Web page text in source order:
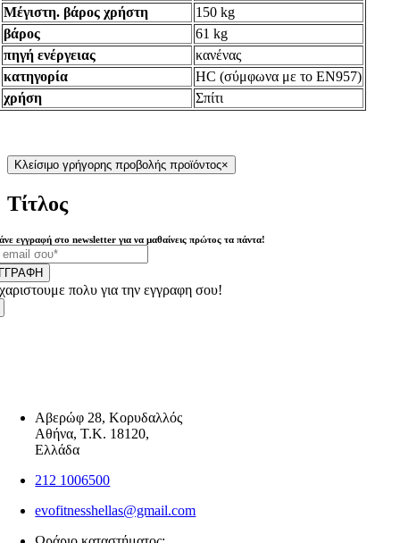
Μέγιστη. βάρος χρήστη
150 kg
βάρος
61 kg
πηγή ενέργειας
κανένας
κατηγορία
HC (σύμφωνα με το EN957)
χρήση
Σπίτι
Κλείσιμο γρήγορης προβολής προϊόντος×
Τίτλος
εγγραφή στο newsletter για να μαθαίνεις πρώτος τα πάντα!
πολυ για την εγγραφη σου!
Αβερώφ 28, Κορυδαλλός
Αθήνα, Τ.Κ. 18120,
Ελλάδα
212 1006500
evofitnesshellas@gmail.com